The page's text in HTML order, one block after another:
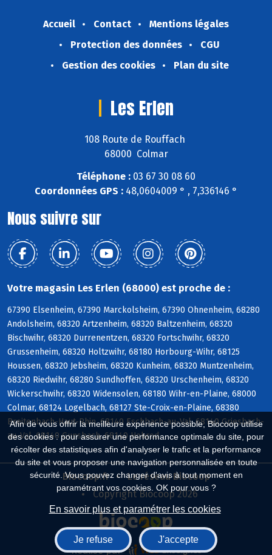
Afin de vous offrir la meilleure expérience possible, Biocoop utilise
des cookies : pour assurer une performance optimale du site, pour
récolter des statistiques afin d'analyser le trafic et la performance
du site et vous proposer une navigation personnalisée en toute
sécurité. Vous pouvez changer d'avis à tout moment en
paramétrant vos cookies. OK pour vous ?
En savoir plus et paramétrer les cookies
Je refuse J'accepte
Accueil Contact
Mentions légales
Protection des données
CGU
Gestion des cookies
Plan du site
Les Erlen
108 Route de Rouffach
68000 Colmar
Téléphone : 03 67 30 08 60
Coordonnées GPS : 48,0604009 ° , 7,336146 °
Nous suivre sur
Votre magasin Les Erlen (68000) est proche de :
67390 Elsenheim, 67390 Marckolsheim, 67390 Ohnenheim, 68280
Andolsheim, 68320 Artzenheim, 68320 Baltzenheim, 68320
Bischwihr, 68320 Durrenentzen, 68320 Fortschwihr, 68320
Grussenheim, 68320 Holtzwihr, 68180 Horbourg-Wihr, 68125
Houssen, 68320 Jebsheim, 68320 Kunheim, 68320 Muntzenheim,
68320 Riedwihr, 68280 Sundhoffen, 68320 Urschenheim, 68320
Wickerschwihr, 68320 Widensolen, 68180 Wihr-en-Plaine, 68000
Colmar, 68124 Logelbach, 68127 Ste-Croix-en-Plaine, 68380
Breitenbach-Haut-Rhin, 68140 Eschbach-au-Val, 68140 Griesbach-
au-Val, 68140 Gunsbach, 68140 Hohrod
Biocoop.fr
Le réseau Biocoop
Copyright Biocoop 2026
Réalisé par